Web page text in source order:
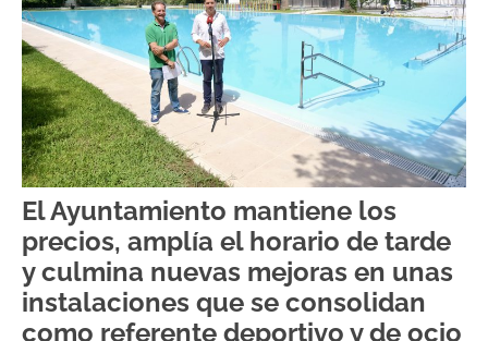
El Ayuntamiento mantiene los
precios, amplía el horario de tarde
y culmina nuevas mejoras en unas
instalaciones que se consolidan
como referente deportivo y de ocio